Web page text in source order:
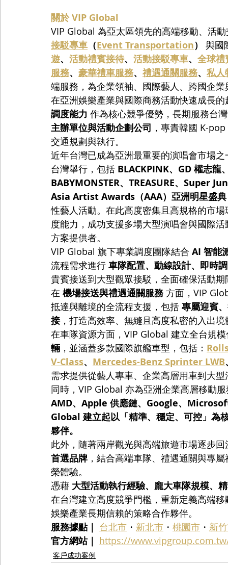
關於 VIP Global
VIP Global 為亞太區領先的高端移動、活
接駁專車 （Event Transportation） 與國
遊、 活動禮賓接待、 活動接駁專車、 全球禮
服務、 豪華禮車服務、 禮遇通關服務、 私人
端服務，為企業領袖、國際藝人、跨國企
在亞洲娛樂產業與國際商務活動快速成長
調度能力 作為核心競爭優勢，長期服務台
主辦單位與活動企劃公司 ，專責韓國 K-
交通規劃與執行。
近年台灣已成為亞洲最重要的演唱會市場
台灣舉行，包括 BLACKPINK、GD 權志龍
BABYMONSTER、TREASURE、Super
Asia Artist Awards（AAA）亞洲明星盛典
性藝人活動。在此高度密集且高規格的市
度能力，成功支援多場大型演唱會與國際
方案提供者。
VIP Global 旗下專業調度團隊結合 AI 智能
流程需求進行 車隊配置、動線設計、即時
貴賓接送到大型觀眾接駁，全面確保活動
在 機場接送與禮遇通關服務 方面，VIP
抵達與離境的全流程支援，包括 專屬迎賓
接，打造高效率、無縫且高度私密的入出境
在車隊資源方面，VIP Global 建立全台規
輛 ，並涵蓋多款國際旗艦車型，包括：
V-Class、 Mercedes-Benz Sprinter LWB
需求提供從藝人專車、企業高層用車到大
同時，VIP Global 亦為亞洲企業高層移動
AMD、Apple 供應鏈、Google、
Global 建立起以「精準、穩定、可控」為
夥伴。
此外，隨著兩岸觀光與高端旅遊市場逐步
首選品牌 ，結合高端車隊、禮遇通關與專
榮體驗。
憑藉 大型活動執行經驗、龐大車隊規模、
在台灣建立高度競爭門檻，重新定義高端
娛樂產業長期信賴的策略合作夥伴。
服務據點｜ 台北市 ・ 新北市 ・ 桃園市 ・ 新
官方網站｜ https://
客戶成功案例